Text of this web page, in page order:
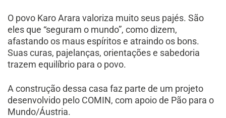
O povo Karo Arara valoriza muito seus pajés. São
eles que “seguram o mundo”, como dizem,
afastando os maus espíritos e atraindo os bons.
Suas curas, pajelanças, orientações e sabedoria
trazem equilíbrio para o povo.
A construção dessa casa faz parte de um projeto
desenvolvido pelo COMIN, com apoio de Pão para o
Mundo/Áustria.